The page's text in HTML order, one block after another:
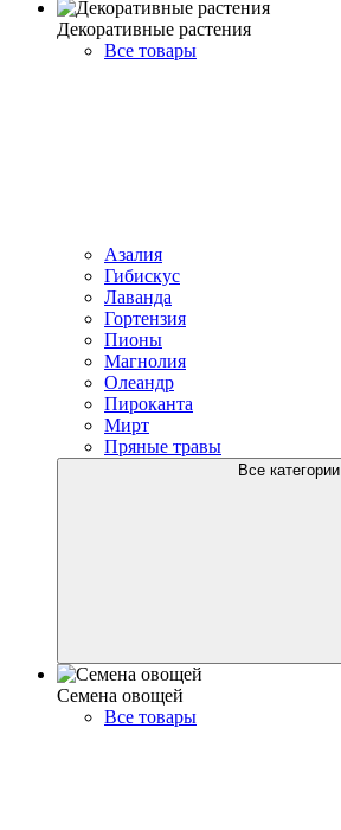
Декоративные растения
Все товары
Азалия
Гибискус
Лаванда
Гортензия
Пионы
Магнолия
Олеандр
Пироканта
Мирт
Пряные травы
Все категории
Семена овощей
Все товары